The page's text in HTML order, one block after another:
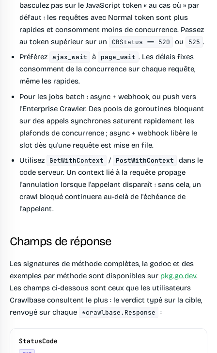
basculez pas sur le JavaScript token « au cas où » par
défaut : les requêtes avec Normal token sont plus
rapides et consomment moins de concurrence. Passez
au token supérieur sur un
CBStatus == 520 ou 525 .
Préférez ajax_wait à page_wait . Les délais fixes
consomment de la concurrence sur chaque requête,
même les rapides.
Pour les jobs batch : async + webhook, ou push vers
l'Enterprise Crawler. Des pools de goroutines bloquant
sur des appels synchrones saturent rapidement les
plafonds de concurrence ; async + webhook libère le
slot dès qu'une requête est mise en file.
Utilisez
GetWithContext / PostWithContext
dans le
code serveur. Un context lié à la requête propage
l'annulation lorsque l'appelant disparaît : sans cela, un
crawl bloqué continuera au-delà de l'échéance de
l'appelant.
Champs de réponse
Les signatures de méthode complètes, la godoc et des
exemples par méthode sont disponibles sur pkg.go.dev.
Les champs ci-dessous sont ceux que les utilisateurs
Crawlbase consultent le plus : le verdict typé sur la cible,
renvoyé sur chaque *crawlbase.Response :
StatusCode